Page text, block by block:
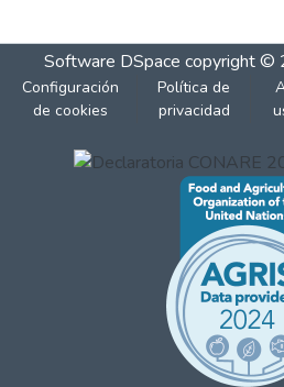
Software DSpace copyright
Configuración
de cookies
Política de
privacidad